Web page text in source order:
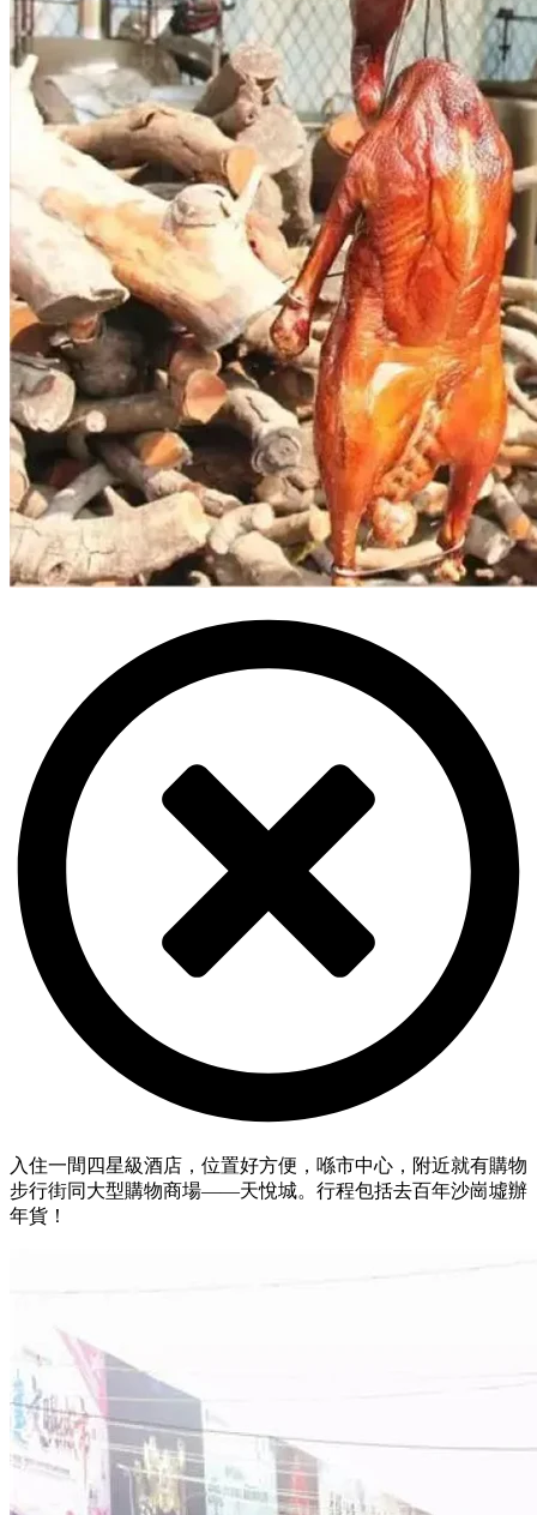
入住一間四星級酒店，位置好方便，喺市中心，附近就有購物
步行街同大型購物商場——天悅城。行程包括去百年沙崗墟辦
年貨！